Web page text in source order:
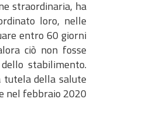
straordinaria, ha
loro, nelle
entro 60 giorni
ciò non fosse
stabilimento.
tutela della salute
nel febbraio 2020